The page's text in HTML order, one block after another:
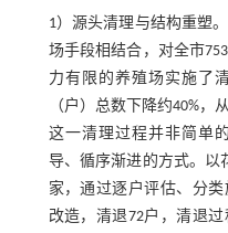
1）源头清理与结构重塑
场手段相结合，对全市
力有限的养殖场实施了
（户）总数下降约40%，
这一清理过程并非简单
导、循序渐进的方式。以
家，通过逐户评估、分
改造，清退72户，清退